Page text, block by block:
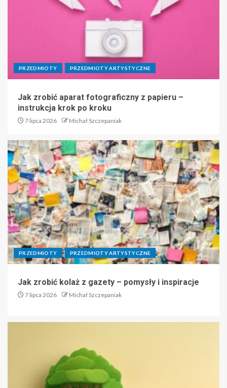
PRZEDMIOTY PRZEDMIOTY ARTYSTYCZNE
Jak zrobić aparat fotograficzny z papieru –
instrukcja krok po kroku
7 lipca 2026 Michał Szczepaniak
PRZEDMIOTY PRZEDMIOTY ARTYSTYCZNE
Jak zrobić kolaż z gazety – pomysły i inspiracje
7 lipca 2026 Michał Szczepaniak